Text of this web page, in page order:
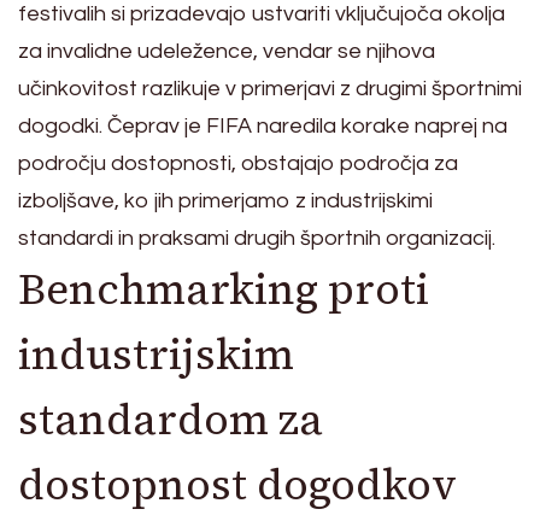
festivalih si prizadevajo ustvariti vključujoča okolja
za invalidne udeležence, vendar se njihova
učinkovitost razlikuje v primerjavi z drugimi športnimi
dogodki. Čeprav je FIFA naredila korake naprej na
področju dostopnosti, obstajajo področja za
izboljšave, ko jih primerjamo z industrijskimi
standardi in praksami drugih športnih organizacij.
Benchmarking proti
industrijskim
standardom za
dostopnost dogodkov